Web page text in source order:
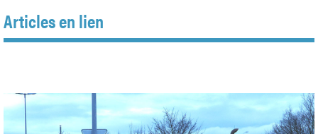
Articles en lien